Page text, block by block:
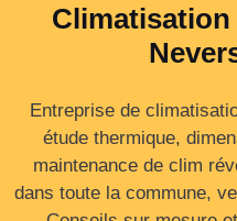
Entreprise de
étude thermique,
maintenance de clim
dans toute la commune,